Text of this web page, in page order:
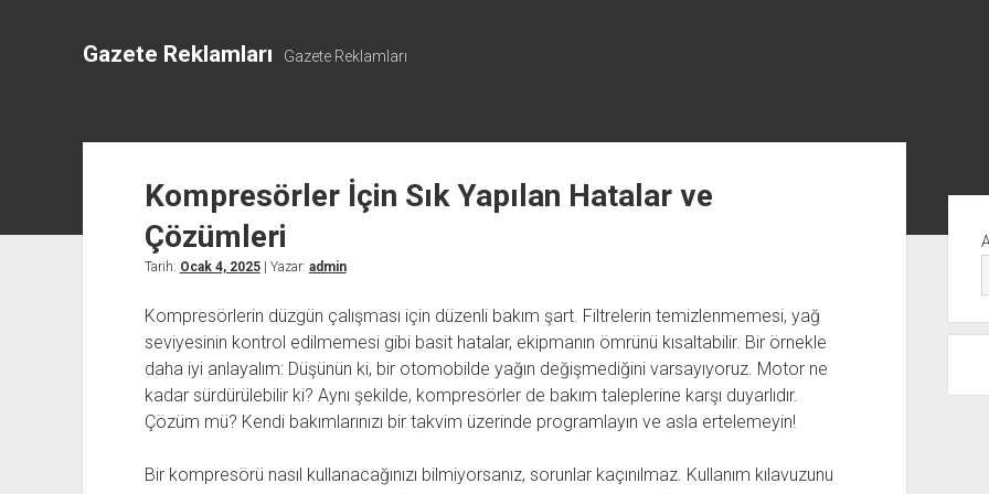
Gazete Reklamları Gazete Reklamları
Kompresörler İçin Sık Yapılan Hatalar ve
Çözümleri
Tarih: Ocak 4, 2025| Yazar: admin
Kompresörlerin düzgün çalışması için düzenli bakım şart. Filtrelerin temizlenmemesi, yağ
seviyesinin kontrol edilmemesi gibi basit hatalar, ekipmanın ömrünü kısaltabilir. Bir örnekle
daha iyi anlayalım: Düşünün ki, bir otomobilde yağın değişmediğini varsayıyoruz. Motor ne
kadar sürdürülebilir ki? Aynı şekilde, kompresörler de bakım taleplerine karşı duyarlıdır.
Çözüm mü? Kendi bakımlarınızı bir takvim üzerinde programlayın ve asla ertelemeyin!
Bir kompresörü nasıl kullanacağınızı bilmiyorsanız, sorunlar kaçınılmaz. Kullanım kılavuzunu